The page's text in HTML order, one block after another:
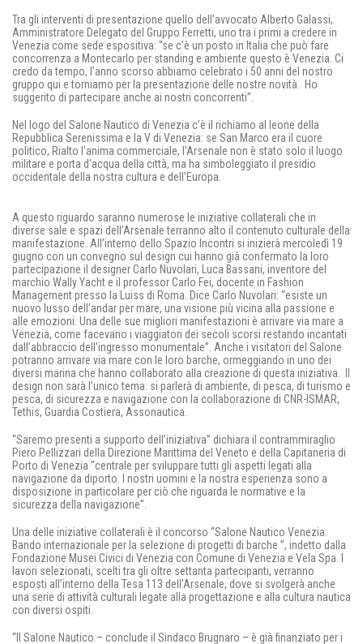
Tra gli interventi di presentazione quello dell’avvocato Alberto Galassi,
Amministratore Delegato del Gruppo Ferretti, uno tra i primi a credere in
Venezia come sede espositiva: “se c’è un posto in Italia che può fare
concorrenza a Montecarlo per standing e ambiente questo è Venezia. Ci
credo da tempo, l’anno scorso abbiamo celebrato i 50 anni del nostro
gruppo qui e torniamo per la presentazione delle nostre novità. Ho
suggerito di partecipare anche ai nostri concorrenti”.
Nel logo del Salone Nautico di Venezia c’è il richiamo al leone della
Repubblica Serenissima e la V di Venezia: se San Marco era il cuore
politico, Rialto l’anima commerciale, l’Arsenale non è stato solo il luogo
militare e porta d’acqua della città, ma ha simboleggiato il presidio
occidentale della nostra cultura e dell’Europa.
A questo riguardo saranno numerose le iniziative collaterali che in
diverse sale e spazi dell’Arsenale terranno alto il contenuto culturale della
manifestazione. All’interno dello Spazio Incontri si inizierà mercoledì 19
giugno con un convegno sul design cui hanno già confermato la loro
partecipazione il designer Carlo Nuvolari, Luca Bassani, inventore del
marchio Wally Yacht e il professor Carlo Fei, docente in Fashion
Management presso la Luiss di Roma. Dice Carlo Nuvolari: “esiste un
nuovo lusso dell’andar per mare, una visione più vicina alla passione e
alle emozioni. Una delle sue migliori manifestazioni è arrivare via mare a
Venezia, come facevano i viaggiatori dei secoli scorsi restando incantati
dall’abbraccio dell’ingresso monumentale”. Anche i visitatori del Salone
potranno arrivare via mare con le loro barche, ormeggiando in uno dei
diversi marina che hanno collaborato alla creazione di questa iniziativa. Il
design non sarà l’unico tema: si parlerà di ambiente, di pesca, di turismo e
pesca, di sicurezza e navigazione con la collaborazione di CNR-ISMAR,
Tethis, Guardia Costiera, Assonautica.
“Saremo presenti a supporto dell’iniziativa” dichiara il contrammiraglio
Piero Pellizzari della Direzione Marittima del Veneto e della Capitaneria di
Porto di Venezia “centrale per sviluppare tutti gli aspetti legati alla
navigazione da diporto. I nostri uomini e la nostra esperienza sono a
disposizione in particolare per ciò che riguarda le normative e la
sicurezza della navigazione”.
Una delle iniziative collaterali è il concorso “Salone Nautico Venezia:
Bando internazionale per la selezione di progetti di barche ”, indetto dalla
Fondazione Musei Civici di Venezia con Comune di Venezia e Vela Spa. I
lavori selezionati, scelti tra gli oltre settanta partecipanti, verranno
esposti all’interno della Tesa 113 dell’Arsenale, dove si svolgerà anche
una serie di attività culturali legate alla progettazione e alla cultura nautica
con diversi ospiti.
“Il Salone Nautico – conclude il Sindaco Brugnaro – è già finanziato per i